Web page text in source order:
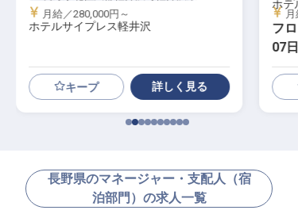
ホテルサイプレス軽井沢
月給／280,000円～
キープ 詳しく見る
ホテ
フ
07
長野県のマネージャー・支配人（宿
泊部門）の求人一覧